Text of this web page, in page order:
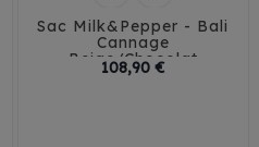
Sac Milk&Pepper - Bali
Cannage
Beige/Chocolat
108,90 €Prix